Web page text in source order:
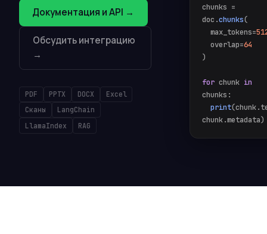
Документация и API →
Обсудить интеграцию
→
PDF PPTX DOCX
Excel
Сканы
LangChain
LlamaIndex
RAG
chunks =
doc.chunks(
max_tokens=
overlap=64
)
for chunk in
chunks:
print
chunk.metadata)